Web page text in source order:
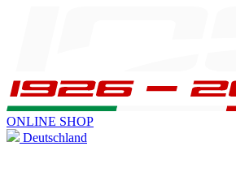
ONLINE SHOP
Deutschland